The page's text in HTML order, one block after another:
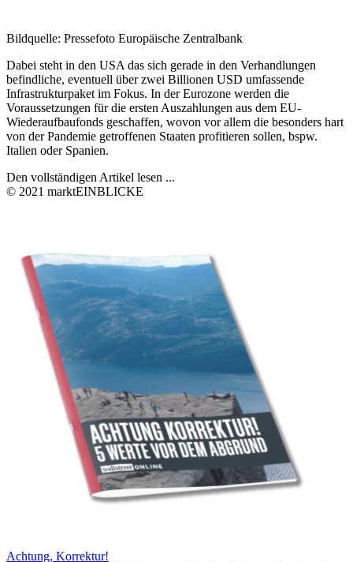
Bildquelle: Pressefoto Europäische Zentralbank
Dabei steht in den USA das sich gerade in den Verhandlungen
befindliche, eventuell über zwei Billionen USD umfassende
Infrastrukturpaket im Fokus. In der Eurozone werden die
Voraussetzungen für die ersten Auszahlungen aus dem EU-
Wiederaufbaufonds geschaffen, wovon vor allem die besonders hart
von der Pandemie getroffenen Staaten profitieren sollen, bspw.
Italien oder Spanien.
Den vollständigen Artikel lesen ...
© 2021 marktEINBLICKE
Achtung, Korrektur!